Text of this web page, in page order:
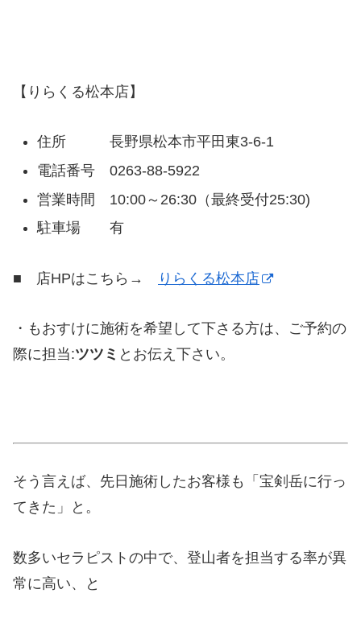
【りらくる松本店】
住所 長野県松本市平田東3-6-1
電話番号 0263-88-5922
営業時間 10:00～26:30（最終受付25:30)
駐車場 有
■ 店HPはこちら→ りらくる松本店
・もおすけに施術を希望して下さる方は、ご予約の
際に担当:ツツミ とお伝え下さい。
そう言えば、先日施術したお客様も「宝剣岳に行っ
てきた」と。
数多いセラピストの中で、登山者を担当する率が異
常に高い、と